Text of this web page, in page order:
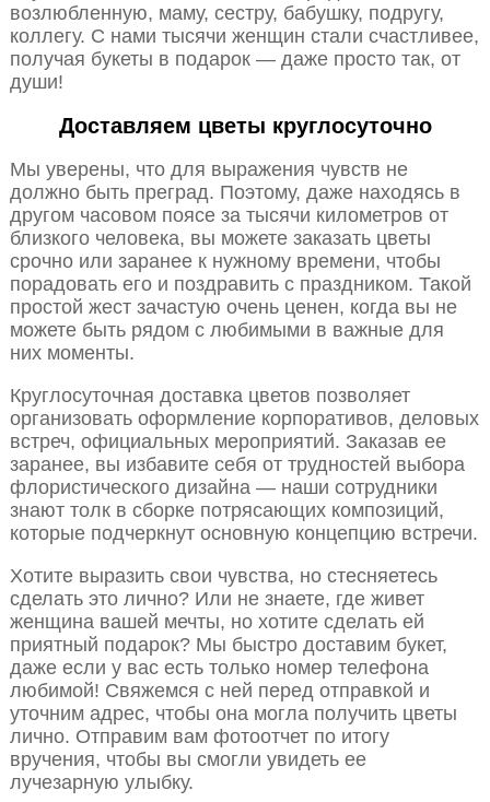
возлюбленную, маму, сестру, бабушку, подругу,
коллегу. С нами тысячи женщин стали счастливее,
получая букеты в подарок — даже просто так, от
души!
Доставляем цветы круглосуточно
Мы уверены, что для выражения чувств не
должно быть преград. Поэтому, даже находясь в
другом часовом поясе за тысячи километров от
близкого человека, вы можете заказать цветы
срочно или заранее к нужному времени, чтобы
порадовать его и поздравить с праздником. Такой
простой жест зачастую очень ценен, когда вы не
можете быть рядом с любимыми в важные для
них моменты.
Круглосуточная доставка цветов позволяет
организовать оформление корпоративов, деловых
встреч, официальных мероприятий. Заказав ее
заранее, вы избавите себя от трудностей выбора
флористического дизайна — наши сотрудники
знают толк в сборке потрясающих композиций,
которые подчеркнут основную концепцию встречи.
Хотите выразить свои чувства, но стесняетесь
сделать это лично? Или не знаете, где живет
женщина вашей мечты, но хотите сделать ей
приятный подарок? Мы быстро доставим букет,
даже если у вас есть только номер телефона
любимой! Свяжемся с ней перед отправкой и
уточним адрес, чтобы она могла получить цветы
лично. Отправим вам фотоотчет по итогу
вручения, чтобы вы смогли увидеть ее
лучезарную улыбку.